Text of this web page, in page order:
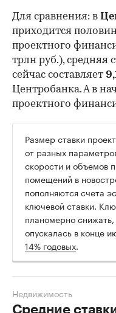
Для сравнения: в
приходится
проектного
трлн руб.), средняя
сейчас составляет
Центробанка. А в
проектного
Размер ставки
от разных
скорости и объемов
помещений в
пополняются счета
ключевой ставки.
планомерно
опускалась в конце
14% годовых.
Средние
Недвижимость